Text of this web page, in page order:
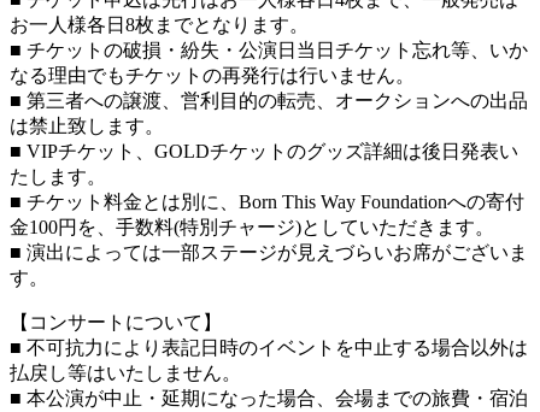
お一人様各日8枚までとなります。
■ チケットの破損・紛失・公演日当日チケット忘れ等、いか
なる理由でもチケットの再発行は行いません。
■ 第三者への譲渡、営利目的の転売、オークションへの出品
は禁止致します。
■ VIPチケット、GOLDチケットのグッズ詳細は後日発表い
たします。
■ チケット料金とは別に、Born This Way Foundationへの寄付
金100円を、手数料(特別チャージ)としていただきます。
■ 演出によっては一部ステージが見えづらいお席がございま
す。
【コンサートについて】
■ 不可抗力により表記日時のイベントを中止する場合以外は
払戻し等はいたしません。
■ 本公演が中止・延期になった場合、会場までの旅費・宿泊